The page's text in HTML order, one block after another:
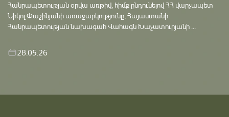
Հանրապետության օրվա առթիվ, հիմք ընդունելով ՀՀ վարչապետ
Նիկոլ Փաշինյանի առաջարկությունը, Հայաստանի
Հանրապետության նախագահ Վահագն Խաչատուրյանի ...
28.05.26